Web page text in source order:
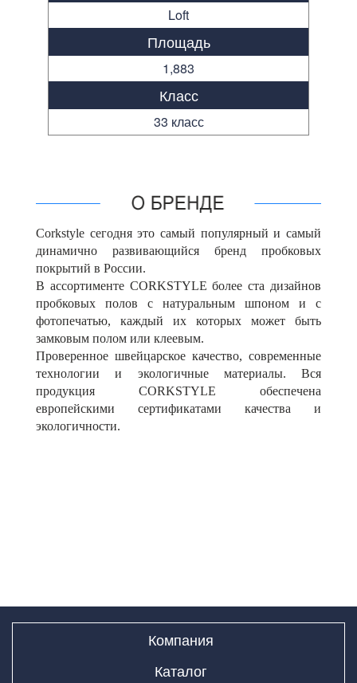
Loft
Площадь
1,883
Класс
33 класс
Corkstyle сегодня это самый популярный и самый
динамично развивающийся бренд пробковых
покрытий в России.
В ассортименте CORKSTYLE более ста дизайнов
пробковых полов с натуральным шпоном и с
фотопечатью, каждый их которых может быть
замковым полом или клеевым.
Проверенное швейцарское качество, современные
технологии и экологичные материалы. Вся
продукция CORKSTYLE обеспечена
европейскими сертификатами качества и
экологичности.
Компания
Каталог